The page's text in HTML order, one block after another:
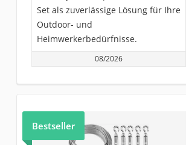
Set als zuverlässige Lösung für Ihre
Outdoor- und
Heimwerkerbedürfnisse.
08/2026
Bestseller